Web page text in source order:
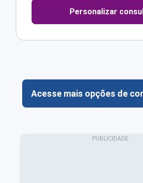
Personalizar
Acesse mais opções de